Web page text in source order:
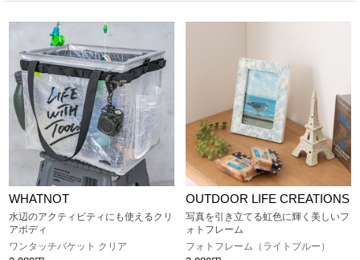
WHATNOT
水辺のアクティビティにも使えるクリ
アボディ
ワンタッチバケット クリア
OUTDOOR LIFE CREATIONS
写真を引き立てる虹色に輝く美しいフ
ォトフレーム
フォトフレーム（ライトブルー）